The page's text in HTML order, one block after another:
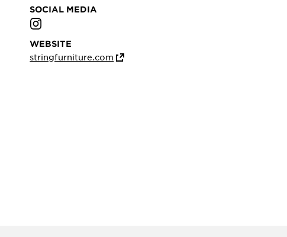
SOCIAL MEDIA
WEBSITE
stringfurniture.com